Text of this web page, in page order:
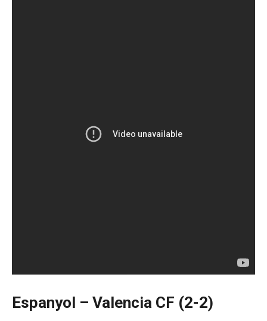
Espanyol – Valencia CF (2-2)